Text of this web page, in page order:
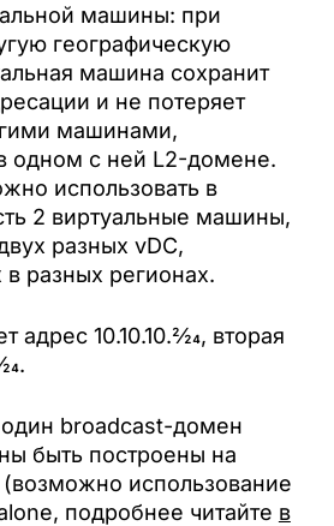
машины: при
географическую
машина сохранит
и не потеряет
машинами,
одном с ней L2-домене.
использовать в
2 виртуальные машины,
разных vDC,
разных регионах.
10.10.10.2⁄24, вторая
broadcast-домен
быть построены на
использование
подробнее читайте в